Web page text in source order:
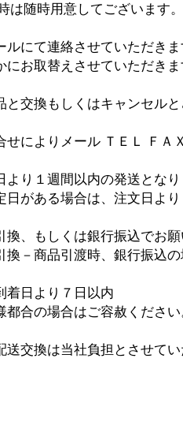
随時用意してございます
せていただきま
えさせていただきま
はキャンセルとさ
りメール ＴＥＬ ＦＡＸ
１週間以内の発送となり
は、注文日より１
もしくは銀行振込でお願
商品引渡時、銀行振込の
より７日以内
場合はご容赦ください
負担とさせていた